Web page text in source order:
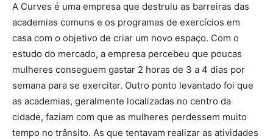
A Curves é uma empresa que destruiu as barreiras das
academias comuns e os programas de exercícios em
casa com o objetivo de criar um novo espaço. Com o
estudo do mercado, a empresa percebeu que poucas
mulheres conseguem gastar 2 horas de 3 a 4 dias por
semana para se exercitar. Outro ponto levantado foi que
as academias, geralmente localizadas no centro da
cidade, faziam com que as mulheres perdessem muito
tempo no trânsito. As que tentavam realizar as atividades